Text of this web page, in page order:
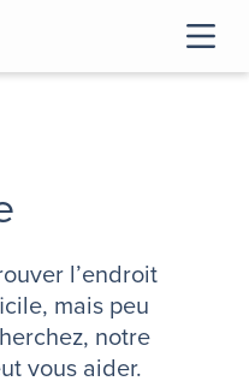
l’endroit
mais peu
notre
vous aider.